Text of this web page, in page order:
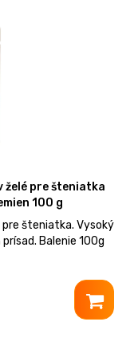
želé pre šteniatka
100 g
šteniatka. Vysoký
Balenie 100g